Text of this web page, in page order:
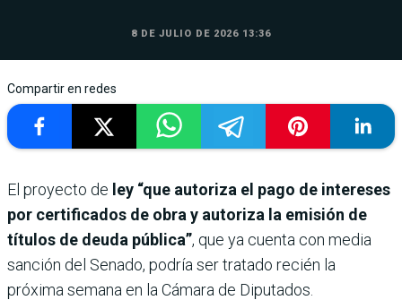
8 DE JULIO DE 2026 13:36
Compartir en redes
El proyecto de ley “que autoriza el pago de intereses
por certificados de obra y autoriza la emisión de
títulos de deuda pública”, que ya cuenta con media
sanción del Senado, podría ser tratado recién la
próxima semana en la Cámara de Diputados.